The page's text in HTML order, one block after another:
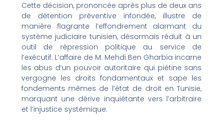
Cette décision, prononcée après plus de deux ans
de détention préventive infondée, illustre de
manière flagrante l’effondrement alarmant du
système judiciaire tunisien, désormais réduit à un
outil de répression politique au service de
l’exécutif. L’affaire de M. Mehdi Ben Gharbia incarne
les abus d’un pouvoir autoritaire qui piétine sans
vergogne les droits fondamentaux et sape les
fondements mêmes de l’état de droit en Tunisie,
marquant une dérive inquiétante vers l’arbitraire
et l’injustice systémique.